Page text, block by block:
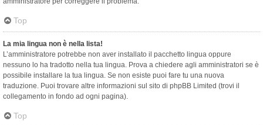
Top
La mia lingua non è nella lista!
L’amministratore potrebbe non aver installato il pacchetto lingua oppure
nessuno lo ha tradotto nella tua lingua. Prova a chiedere agli amministratori se è
possibile installare la tua lingua. Se non esiste puoi fare tu una nuova
traduzione. Puoi trovare altre informazioni sul sito di phpBB Limited (trovi il
collegamento in fondo ad ogni pagina).
Top